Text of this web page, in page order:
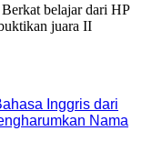
Inggris dari
Nama